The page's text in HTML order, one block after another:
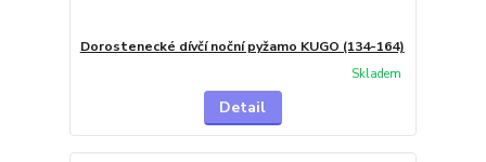
Dorostenecké dívčí noční pyžamo KUGO (134-164)
Skladem
Detail